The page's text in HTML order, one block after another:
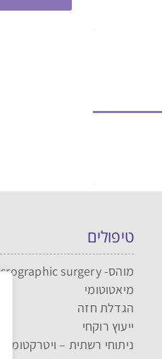
טיפולים
מוהס- MOHS- micrographic surgery
מיאטוטומי
הגדלת חזה
ייעוץ רוקחי
ניתוחי רשתית – ויטרקטומי